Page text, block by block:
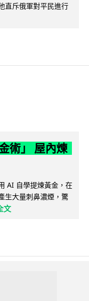
直斥俄軍對平民進行
術」 屋內煉
AI 自學提煉黃金，在
生大量刺鼻濃煙，驚
文